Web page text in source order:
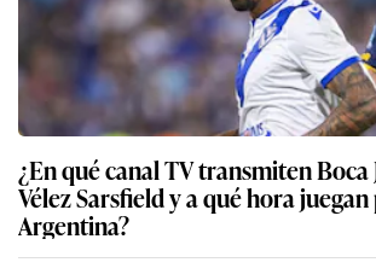
¿En qué canal TV transmiten Boca
Vélez Sarsfield y a qué hora
Argentina?